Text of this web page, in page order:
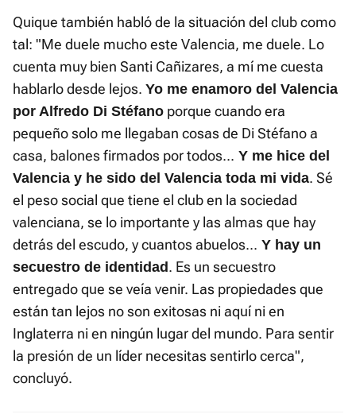
Quique también habló de la situación del club como
tal: "Me duele mucho este Valencia, me duele. Lo
cuenta muy bien Santi Cañizares, a mí me cuesta
hablarlo desde lejos. Yo me enamoro del Valencia
por Alfredo Di Stéfano porque cuando era
pequeño solo me llegaban cosas de Di Stéfano a
casa, balones firmados por todos... Y me hice del
Valencia y he sido del Valencia toda mi vida. Sé
el peso social que tiene el club en la sociedad
valenciana, se lo importante y las almas que hay
detrás del escudo, y cuantos abuelos... Y hay un
secuestro de identidad . Es un secuestro
entregado que se veía venir. Las propiedades que
están tan lejos no son exitosas ni aquí ni en
Inglaterra ni en ningún lugar del mundo. Para sentir
la presión de un líder necesitas sentirlo cerca",
concluyó.